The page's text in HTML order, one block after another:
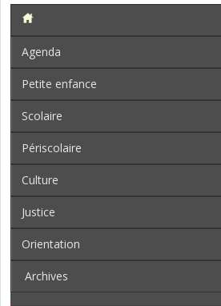
Agenda
Petite enfance
Scolaire
Périscolaire
Culture
Justice
Orientation
Archives